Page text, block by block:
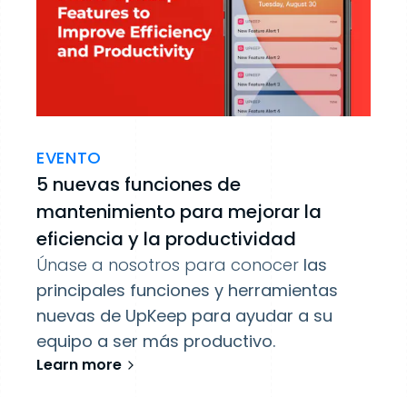
EVENTO
5 nuevas funciones de
mantenimiento para mejorar la
eficiencia y la productividad
Únase a nosotros para conocer las
principales funciones y herramientas
nuevas de UpKeep para ayudar a su
equipo a ser más productivo.
Learn more